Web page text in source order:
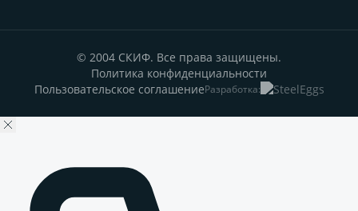
© 2004 СКИФ. Все права защищены.
Политика конфиденциальности
Пользовательское соглашениеРазработка: